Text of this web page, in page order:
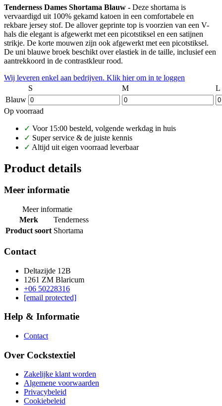
Tenderness Dames Shortama Blauw - Deze shortama is
vervaardigd uit 100% gekamd katoen in een comfortabele en
rekbare jersey stof. De allover geprinte top is voorzien van een V-
hals die elegant is afgewerkt met een picotstiksel en een satijnen
strikje. De korte mouwen zijn ook afgewerkt met een picotstiksel.
De uni blauwe broek beschikt over elastiek in de taille, inclusief een
aantrekkoord in de contrastkleur rood.
Wij leveren enkel aan bedrijven. Klik hier om in te loggen
S
M
L
Blauw
Op voorraad
✓ Voor 15:00 besteld, volgende werkdag in huis
✓ Super service & de juiste kennis
✓ Altijd uit eigen voorraad leverbaar
Product details
Meer informatie
Meer informatie
Merk
Tenderness
Product soort Shortama
Contact
Deltazijde 12B
1261 ZM Blaricum
+06 50228316
[email protected]
Help & Informatie
Contact
Over Cockstextiel
Zakelijke klant worden
Algemene voorwaarden
Privacybeleid
Cookiebeleid